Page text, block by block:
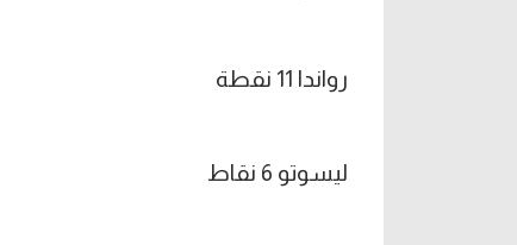
رواندا 11 نقطة
ليسوتو 6 نقاط